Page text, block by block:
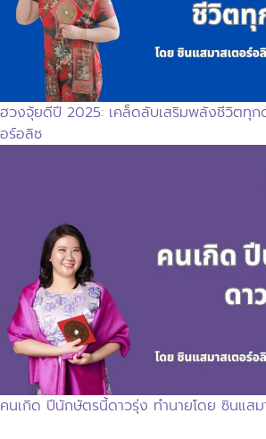
ฮวงจุ้ยดีปี 2025: เคล็ดลับเสริมพลังชีวิตทุก
อร์อลิซ
คนเกิด ปีนักษัตรนี้ดาวรุ่ง ทำนายโดย ซินแส